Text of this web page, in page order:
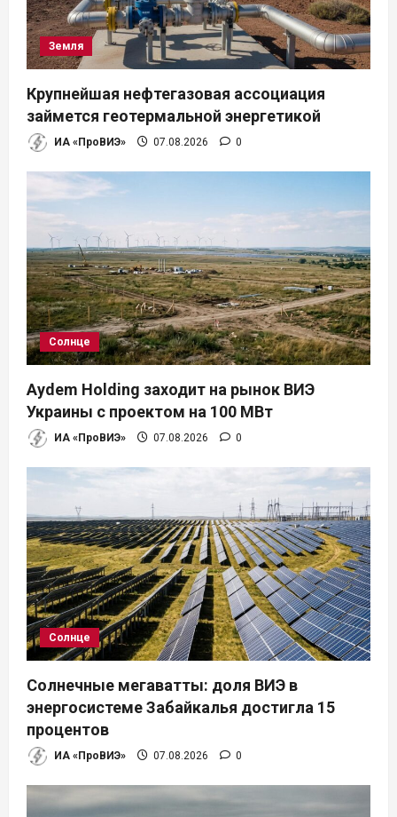
Земля
Крупнейшая нефтегазовая ассоциация
займется геотермальной энергетикой
ИА «ПроВИЭ» 07.08.2026 0
Солнце
Aydem Holding заходит на рынок ВИЭ
Украины с проектом на 100 МВт
ИА «ПроВИЭ» 07.08.2026 0
Солнце
Солнечные мегаватты: доля ВИЭ в
энергосистеме Забайкалья достигла 15
процентов
ИА «ПроВИЭ» 07.08.2026 0